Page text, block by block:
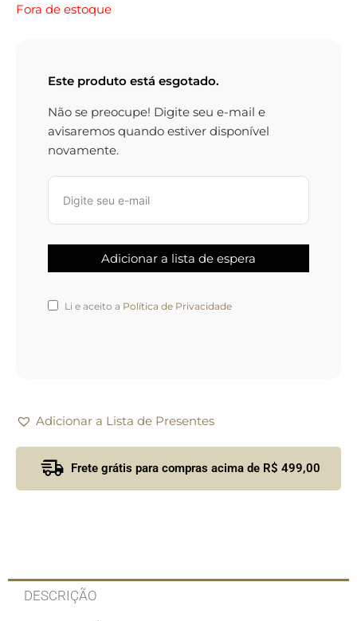
Fora de estoque
Este produto está esgotado.
Não se preocupe! Digite seu e-mail e
avisaremos quando estiver disponível
novamente.
Li e aceito a Política de Privacidade
Adicionar a Lista de Presentes
Frete grátis para compras acima de R$ 499,00
DESCRIÇÃO